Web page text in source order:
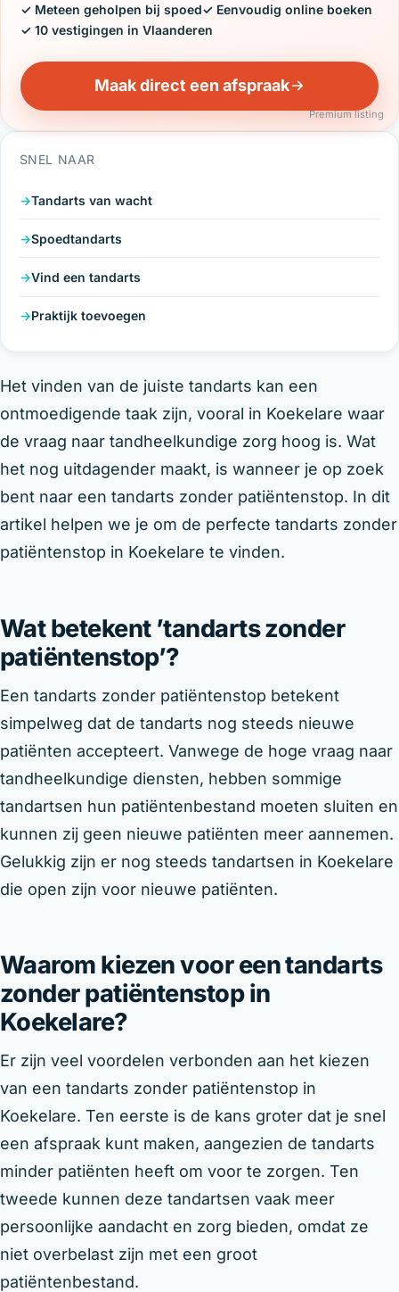
✓ Meteen geholpen bij spoed✓ Eenvoudig online boeken
✓ 10 vestigingen in Vlaanderen
Maak direct een afspraak
Premium listing
SNEL NAAR
Tandarts van wacht
Spoedtandarts
Vind een tandarts
Praktijk toevoegen
Het vinden van de juiste tandarts kan een
ontmoedigende taak zijn, vooral in Koekelare waar
de vraag naar tandheelkundige zorg hoog is. Wat
het nog uitdagender maakt, is wanneer je op zoek
bent naar een tandarts zonder patiëntenstop. In dit
artikel helpen we je om de perfecte tandarts zonder
patiëntenstop in Koekelare te vinden.
Wat betekent ’tandarts zonder
patiëntenstop’?
Een tandarts zonder patiëntenstop betekent
simpelweg dat de tandarts nog steeds nieuwe
patiënten accepteert. Vanwege de hoge vraag naar
tandheelkundige diensten, hebben sommige
tandartsen hun patiëntenbestand moeten sluiten en
kunnen zij geen nieuwe patiënten meer aannemen.
Gelukkig zijn er nog steeds tandartsen in Koekelare
die open zijn voor nieuwe patiënten.
Waarom kiezen voor een tandarts
zonder patiëntenstop in
Koekelare?
Er zijn veel voordelen verbonden aan het kiezen
van een tandarts zonder patiëntenstop in
Koekelare. Ten eerste is de kans groter dat je snel
een afspraak kunt maken, aangezien de tandarts
minder patiënten heeft om voor te zorgen. Ten
tweede kunnen deze tandartsen vaak meer
persoonlijke aandacht en zorg bieden, omdat ze
niet overbelast zijn met een groot
patiëntenbestand.